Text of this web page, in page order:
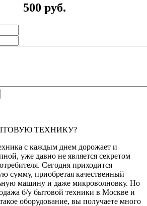
500 руб.
ТЕХНИКУ?
с каждым днем дорожает и
уже давно не является секретом
Сегодня приходится
сумму, приобретая качественный
машину и даже микроволновку. Но
б/у бытовой техники в Москве и
оборудование, вы получаете много